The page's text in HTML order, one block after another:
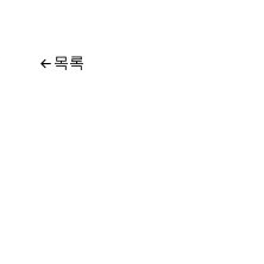
목록